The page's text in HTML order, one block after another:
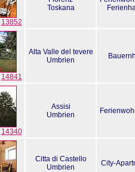
13852
Toskana
14841
Alta Valle del tevere
Umbrien
14340
Assisi
Umbrien
Citta di Castello
Umbrien
City-